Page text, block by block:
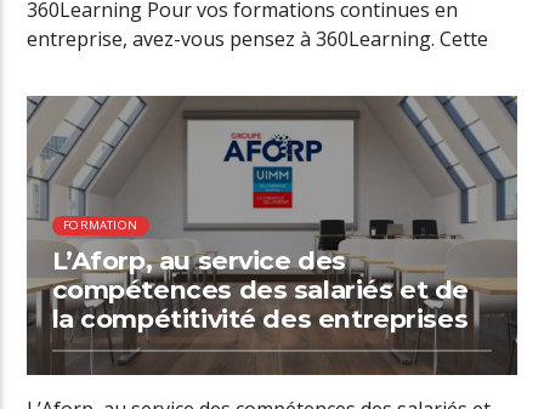
360Learning Pour vos formations continues en
entreprise, avez-vous pensez à 360Learning. Cette
01:31 READ TIME
FORMATION
L’Aforp, au service des
compétences des salariés et de
la compétitivité des entreprises